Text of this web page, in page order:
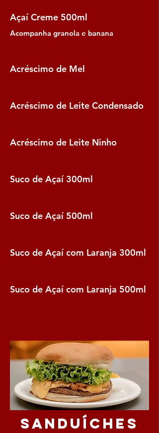
Açaí Creme 500ml
Acompanha granola e banana
Acréscimo de Mel
Acréscimo de Leite Condensado
Acréscimo de Leite Ninho
Suco de Açaí 300ml
Suco de Açaí 500ml
Suco de Açaí com Laranja 300ml
Suco de Açaí com Laranja 500ml
Sanduíches